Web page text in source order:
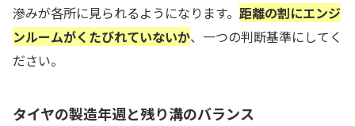
滲みが各所に見られるようになります。 距離の割にエンジ
ンルームがくたびれていないか、一つの判断基準にしてく
ださい。
タイヤの製造年週と残り溝のバランス